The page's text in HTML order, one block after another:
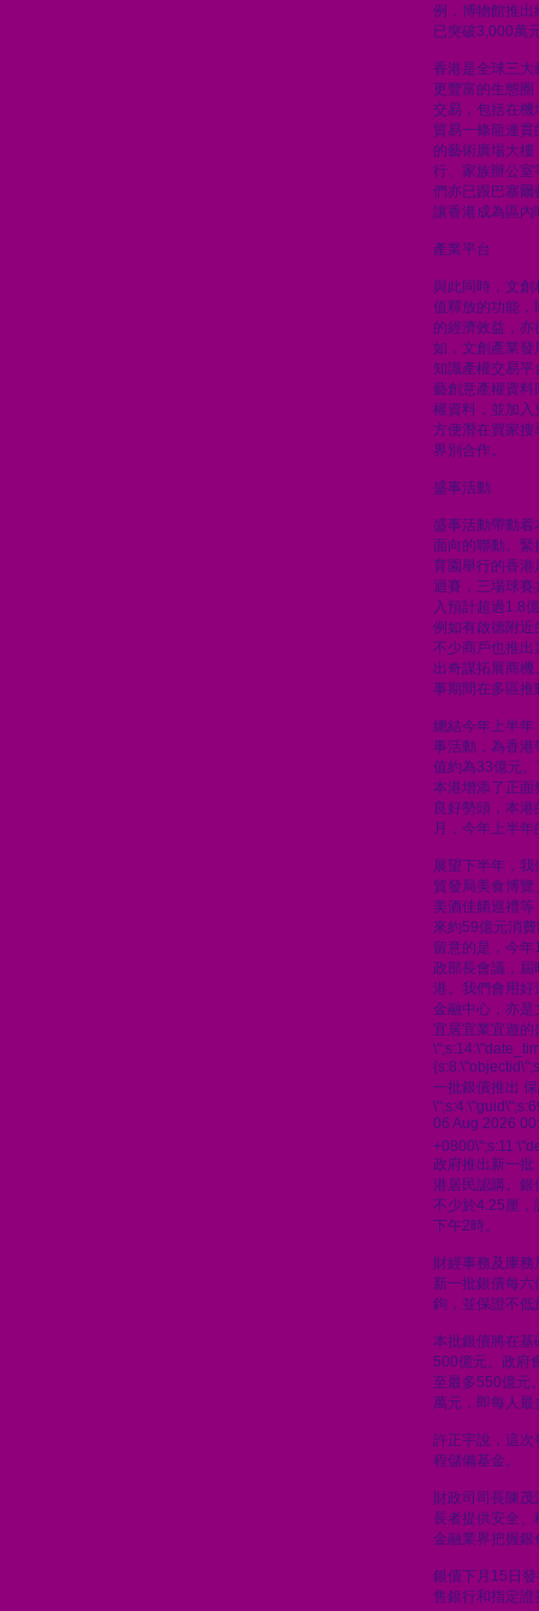
例，博物館推
已突破3,000萬
香港是全球三大
更豐富的生態
交易，包括在機
貿易一條龍連
的藝術廣場大
行、家族辦公室
們亦已跟巴塞爾
讓香港成為區內
產業平台
與此同時，文
值釋放的功能，
的經濟效益，
如，文創產業發
知識產權交易
藝創意產權資
權資料，並加入
方便潛在買家
界別合作。
盛事活動
盛事活動帶動
面向的聯動。
育園舉行的香
迴賽，三場球
入預計超過1.8
例如有啟德附近
不少商戶也推出
出奇謀拓展商
事期間在多區推
總結今年上半
事活動，為香
值約為33億元
本港增添了正面
良好勢頭，本
月，今年上半
展望下半年，
貿發局美食博
美酒佳餚巡禮
來約59億元消
留意的是，今
政部長會議，屆
港。我們會用好
金融中心，亦是
宜居宜業宜遊的
一批銀債推出
06 Aug 2026
政府推出新一批
港居民認購。銀
不少於4.25厘，
下午2時。
財經事務及庫
新一批銀債每
鉤，並保證不低
本批銀債將在基
500億元。政府
至最多550億元
萬元，即每人
許正宇說，這次
程儲備基金。
財政司司長陳
長者提供安全、
金融業界把握銀
銀債下月15日
售銀行和指定證